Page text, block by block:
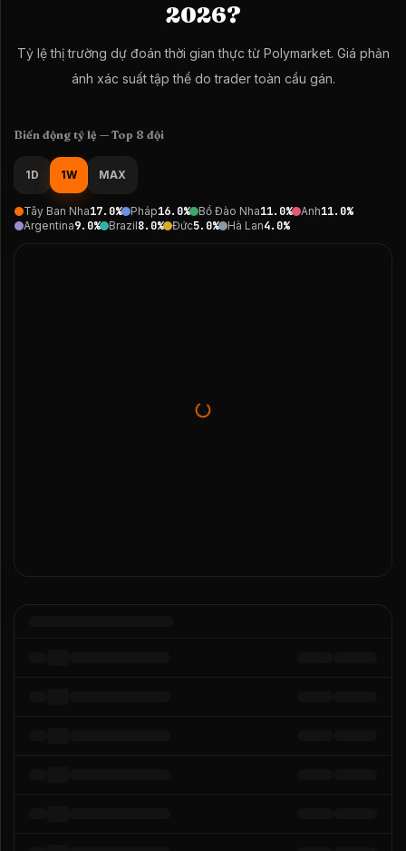
2026?
Tỷ lệ thị trường dự đoán thời gian thực từ Polymarket. Giá phản
ánh xác suất tập thể do trader toàn cầu gán.
Biến động tỷ lệ — Top 8 đội
1D 1W MAX
Tây Ban Nha17.0% Pháp16.0% Bồ Đào Nha11.0% Anh11.0%
Argentina9.0% Brazil8.0% Đức5.0% Hà Lan4.0%